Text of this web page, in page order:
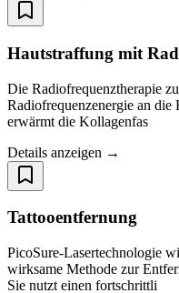
Hautstraffung mit
Die Radiofrequenztherapie
Radiofrequenzenergie an
erwärmt die Kollagenfas
Details anzeigen →
Tattooentfernung
PicoSure-Lasertechnologie
wirksame Methode zur
Sie nutzt einen fortschrittli